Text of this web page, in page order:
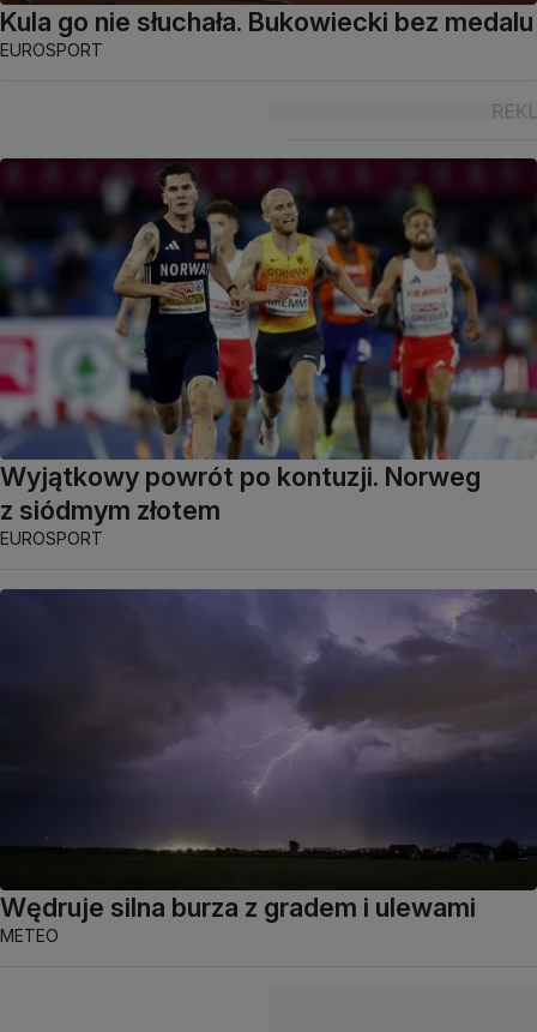
Kula go nie słuchała. Bukowiecki bez medalu
EUROSPORT
Wyjątkowy powrót po kontuzji. Norweg
z siódmym złotem
EUROSPORT
Wędruje silna burza z gradem i ulewami
METEO